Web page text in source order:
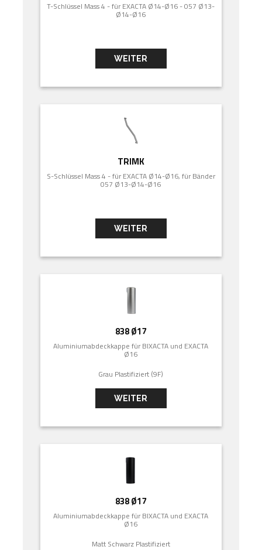
T-Schlüssel Mass 4 - für EXACTA Ø14-Ø16 - 057 Ø13-
Ø14-Ø16
WEITER
TRIMK
S-Schlüssel Mass 4 - für EXACTA Ø14-Ø16, für Bänder
057 Ø13-Ø14-Ø16
WEITER
838 Ø17
Aluminiumabdeckkappe für BIXACTA und EXACTA
Ø16
Grau Plastifiziert (9F)
WEITER
838 Ø17
Aluminiumabdeckkappe für BIXACTA und EXACTA
Ø16
Matt Schwarz Plastifiziert